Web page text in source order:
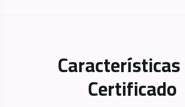
Certificado